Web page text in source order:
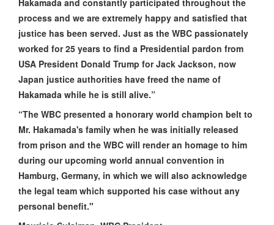
Hakamada and constantly participated throughout the
process and we are extremely happy and satisfied that
justice has been served. Just as the WBC passionately
worked for 25 years to find a Presidential pardon from
USA President Donald Trump for Jack Jackson, now
Japan justice authorities have freed the name of
Hakamada while he is still alive.”
“The WBC presented a honorary world champion belt to
Mr. Hakamada's family when he was initially released
from prison and the WBC will render an homage to him
during our upcoming world annual convention in
Hamburg, Germany, in which we will also acknowledge
the legal team which supported his case without any
personal benefit."